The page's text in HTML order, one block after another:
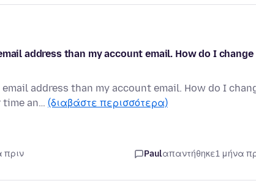
address than my account email. How do I change
address than my account email. How do I
time an… (διαβάστε περισσότερα)
πριν Paulαπαντήθηκε1 μήνα